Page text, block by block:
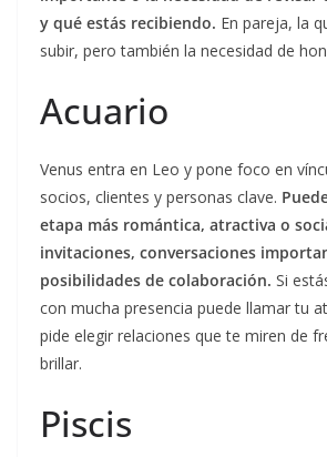
y qué estás recibiendo. En pareja, la
subir, pero también la necesidad de
Acuario
Venus entra en Leo y pone foco en
socios, clientes y personas clave.
etapa más romántica, atractiva o
invitaciones, conversaciones
posibilidades de colaboración. Si
con mucha presencia puede llamar tu
pide elegir relaciones que te miren de
brillar.
Piscis